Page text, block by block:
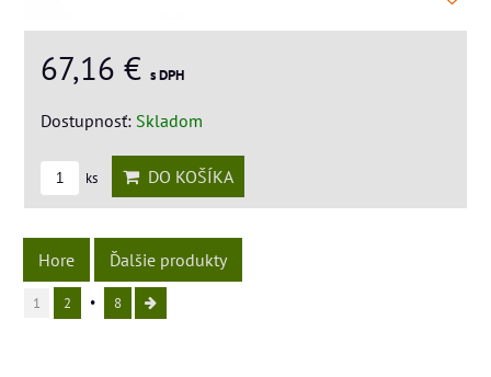
67,16 € s DPH
Dostupnosť: Skladom
ks DO KOŠÍKA
Hore Ďalšie produkty
1 2 8